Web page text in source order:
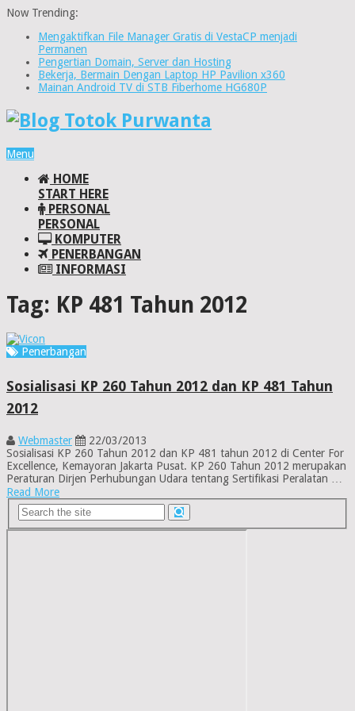
Now Trending:
Mengaktifkan File Manager Gratis di VestaCP menjadi
Permanen
Pengertian Domain, Server dan Hosting
Bekerja, Bermain Dengan Laptop HP Pavilion x360
Mainan Android TV di STB Fiberhome HG680P
Menu
HOME
START HERE
PERSONAL
PERSONAL
KOMPUTER
PENERBANGAN
INFORMASI
Tag: KP 481 Tahun 2012
Penerbangan
Sosialisasi KP 260 Tahun 2012 dan KP 481 Tahun
2012
Webmaster
22/03/2013
Sosialisasi KP 260 Tahun 2012 dan KP 481 tahun 2012 di Center For
Excellence, Kemayoran Jakarta Pusat. KP 260 Tahun 2012 merupakan
Peraturan Dirjen Perhubungan Udara tentang Sertifikasi Peralatan …
Read More